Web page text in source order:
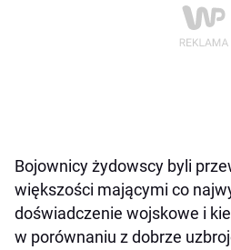
Bojownicy żydowscy byli
większości mającymi co
doświadczenie wojskowe i
w porównaniu z dobrze